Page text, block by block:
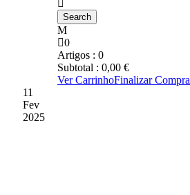
0
Artigos : 0
Subtotal : 0,00 €
Ver CarrinhoFinalizar Compra
11
Fev
2025